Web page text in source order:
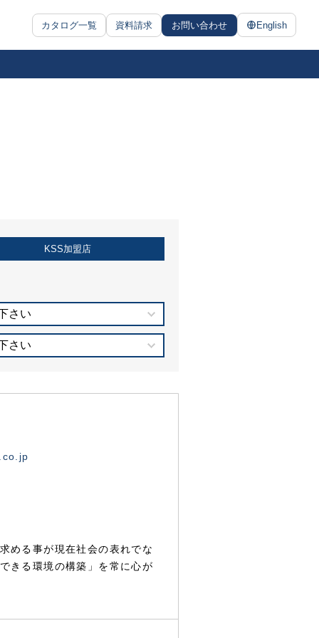
カタログ一覧 資料請求 お問い合わせ English
KSS加盟店
さい
さい
める事が現在社会の表れでな
きる環境の構築」を常に心が